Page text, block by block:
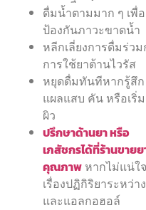
ดื่มน้ำตามมาก ๆ เพื่อ
ป้องกันภาวะขาดน้ำ
หลีกเลี่ยงการดื่มร่ว
การใช้ยาต้านไวรัส
หยุดดื่มทันทีหากรู้สึก
แผลแสบ คัน หรือเริ่
ผิว
ปรึกษาด้านยา หรือ
เภสัชกรได้ที่ร้านขายย
คุณภาพ หากไม่แน่ใจ
เรื่องปฏิกิริยาระหว่า
และแอลกอฮอล์